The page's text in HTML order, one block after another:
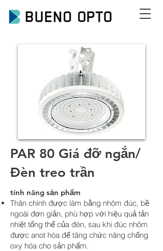
PAR 80 Giá đỡ ngắn/
Đèn treo trần
tính năng sản phẩm
Thân chính được làm bằng nhôm đúc, bề
ngoài đơn giản, phù hợp với hiệu quả tản
nhiệt tổng thể của đèn, sau khi đúc nhôm
được anot hóa để tăng chức năng chống
oxy hóa cho sản phẩm.